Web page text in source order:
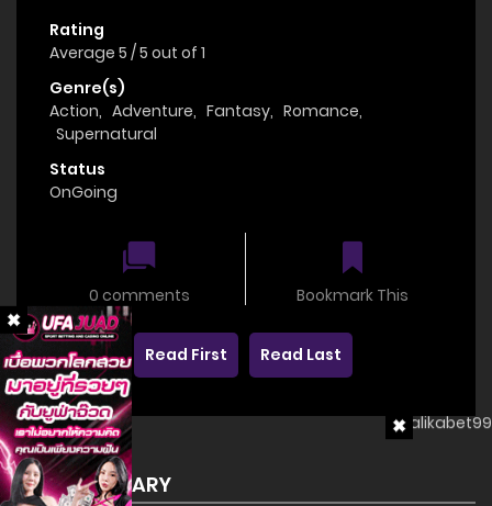
Rating
Average 5 /5 out of 1
Genre(s)
Action, Adventure, Fantasy, Romance,
Supernatural
Status
OnGoing
0 comments Bookmark This
Read First Read Last
SUMMARY